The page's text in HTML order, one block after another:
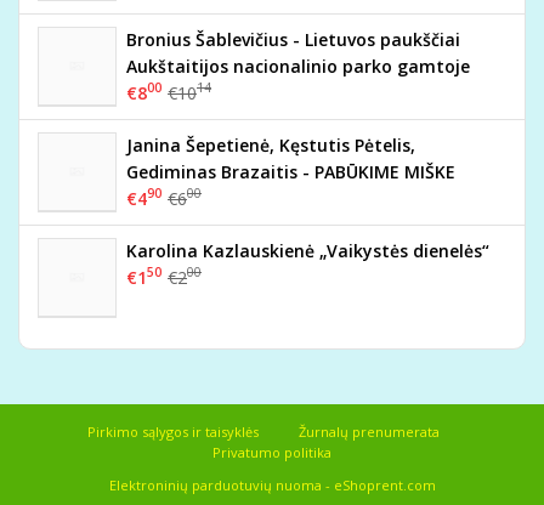
Bronius Šablevičius - Lietuvos paukščiai
Aukštaitijos nacionalinio parko gamtoje
€800 €1014
Janina Šepetienė, Kęstutis Pėtelis,
Gediminas Brazaitis - PABŪKIME MIŠKE
€490 €600
Karolina Kazlauskienė „Vaikystės dienelės“
€150 €200
Pirkimo sąlygos ir taisyklės
Žurnalų prenumerata
Privatumo politika
Elektroninių parduotuvių nuoma - eShoprent.com